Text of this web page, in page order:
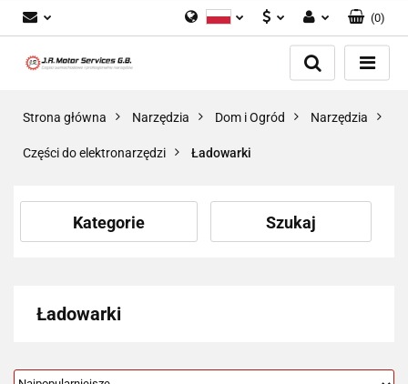
GBP
Zaloguj się
Dodaj zgłoszenie
(0)
Strona główna Narzędzia Dom i Ogród Narzędzia
Części do elektronarzędzi Ładowarki
Kategorie Szukaj
Ładowarki